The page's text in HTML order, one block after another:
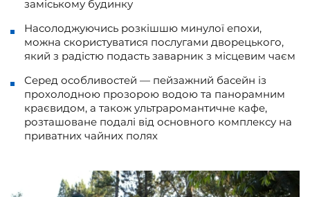
заміському будинку
Насолоджуючись розкішшю минулої епохи,
можна скористуватися послугами дворецького,
який з радістю подасть заварник з місцевим чаєм
Серед особливостей — пейзажний басейн із
прохолодною прозорою водою та панорамним
краєвидом, а також ультраромантичне кафе,
розташоване подалі від основного комплексу на
приватних чайних полях